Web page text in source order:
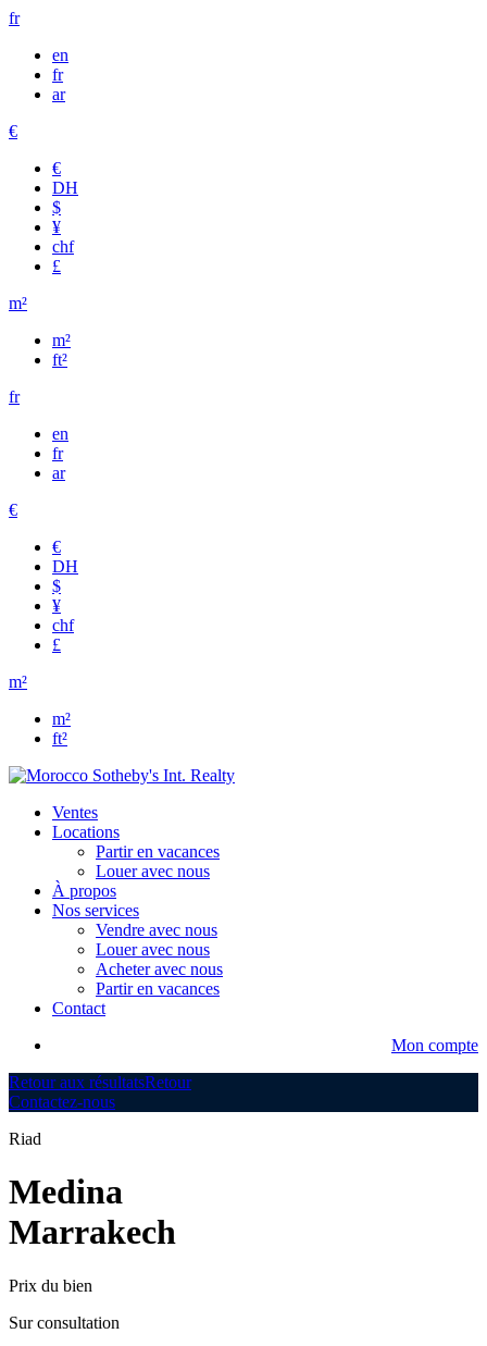
fr
en
fr
ar
€
€
DH
$
¥
chf
£
m²
m²
ft²
fr
en
fr
ar
€
€
DH
$
¥
chf
£
m²
m²
ft²
Ventes
Locations
Partir en vacances
Louer avec nous
À propos
Nos services
Vendre avec nous
Louer avec nous
Acheter avec nous
Partir en vacances
Contact
Mon compte
Retour aux résultatsRetour
Contactez-nous
Riad
Medina
Marrakech
Prix du bien
Sur consultation